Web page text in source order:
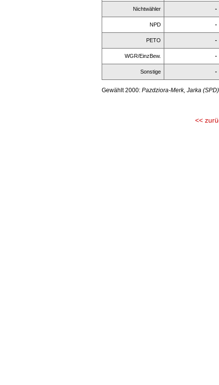
Nichtwähler -
NPD -
PETO -
WGR/EinzBew. -
Sonstige -
Gewählt 2000:Pazdziora-Merk, Jarka (SPD)
<<